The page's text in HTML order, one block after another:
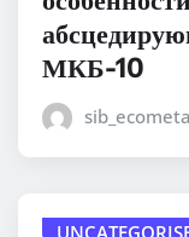
МКБ-10